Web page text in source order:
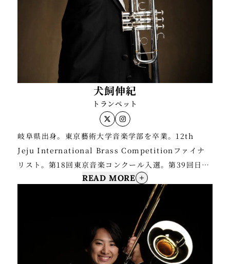
これまでに原ひとみ、大城正司、須川展也、林田祐和
犬飼伸紀
トランペット
岐阜県出身。東京藝術大学音楽学部を卒業。12th
Jeju International Brass Competitionファイナ
リスト。第18回東京音楽コンクール入選。第39回日本
管打楽器コンクール第2位。第93回日本音楽コンクー
トランペットを本間千也、栃本浩規、佐藤友紀、古田
俊博、菊本和昭、杉木峯夫の各氏に師事。千葉交響楽
団を経て現在、日本フィルハーモニー交響楽団副首席
READ MORE
TOP ABOUTNEWS CONCERTCAST
DIGITAL ALBUM
©indi inc. All Rights Reserved.